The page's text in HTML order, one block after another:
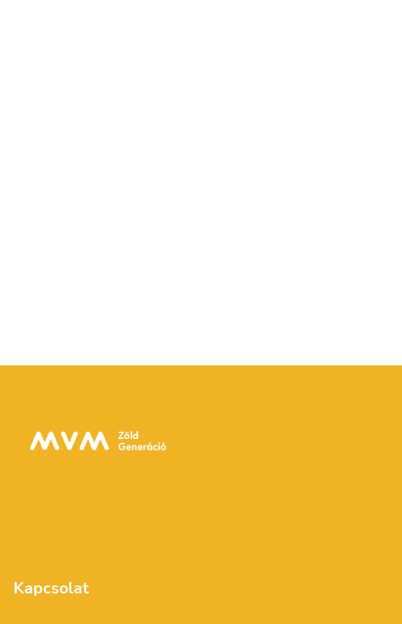
Kapcsolat